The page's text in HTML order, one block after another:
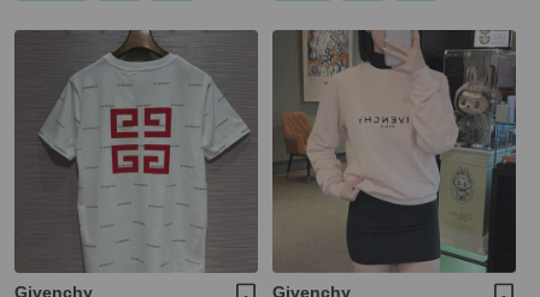
Givenchy Givenchy